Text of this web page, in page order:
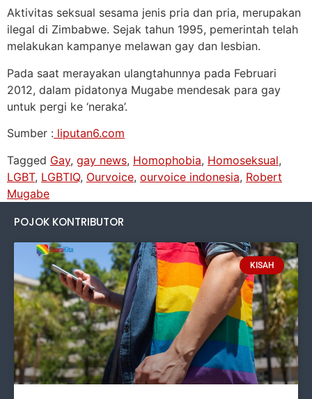
Aktivitas seksual sesama jenis pria dan pria, merupakan
ilegal di Zimbabwe. Sejak tahun 1995, pemerintah telah
melakukan kampanye melawan gay dan lesbian.
Pada saat merayakan ulangtahunnya pada Februari
2012, dalam pidatonya Mugabe mendesak para gay
untuk pergi ke ‘neraka’.
Sumber : liputan6.com
Tagged Gay, gay news, Homophobia, Homoseksual,
LGBT, LGBTIQ, Ourvoice, ourvoice indonesia, Robert
Mugabe
POJOK KONTRIBUTOR
KISAH